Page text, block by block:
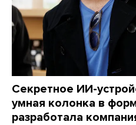
Секретное ИИ-
умная колонка в
разработала